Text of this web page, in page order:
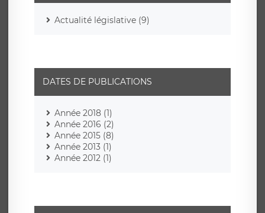
Actualité législative (9)
DATES DE PUBLICATIONS
Année 2018 (1)
Année 2016 (2)
Année 2015 (8)
Année 2013 (1)
Année 2012 (1)